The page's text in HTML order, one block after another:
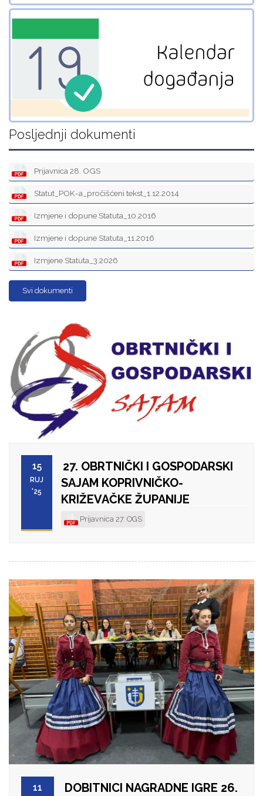
Posljednji dokumenti
Prijavnica 28. OGS
Statut_POK-a_pročišćeni tekst_1.12.2014
Izmjene i dopune Statuta_10.2016
Izmjene i dopune Statuta_11.2016
Izmjene Statuta_3.2026
Svi dokumenti
15
RUJ
'25
27. OBRTNIČKI I GOSPODARSKI
SAJAM KOPRIVNIČKO-
KRIŽEVAČKE ŽUPANIJE
Prijavnica 27. OGS
11
DOBITNICI NAGRADNE IGRE 26.